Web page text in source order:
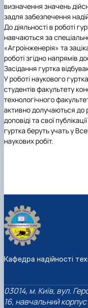
визначення значень
задля забезпечення
До діяльності в роботі
навчаються за
«Агроінженерія» та
роботі згідно напрямів
Засідання гуртка
У роботі наукового
студентів факультету
технологічного
активно долучаються до
доповіді та свої
гуртка беруть учать у
наукових робіт.
Кафедра надійності
03014, м. Київ, вул.
16, навчальний